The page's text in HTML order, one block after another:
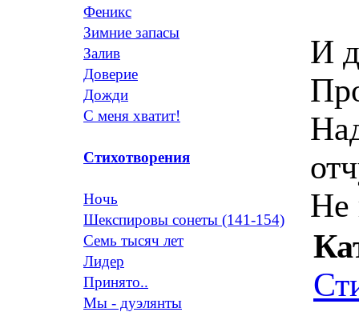
Феникс
Зимние запасы
Залив
Доверие
Дожди
С меня хватит!
Стихотворения
Ночь
Шекспировы сонеты (141-154)
Семь тысяч лет
Лидер
Принято..
Мы - дуэлянты
И
Не